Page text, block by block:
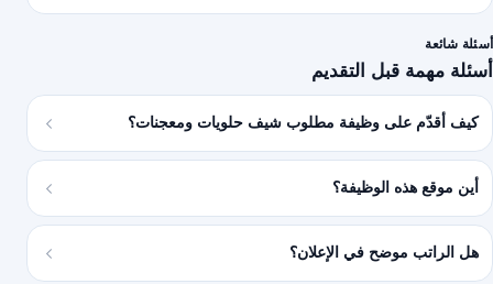
أسئلة شائعة
أسئلة مهمة قبل التقديم
كيف أقدّم على وظيفة مطلوب شيف حلويات ومعجنات؟
أين موقع هذه الوظيفة؟
هل الراتب موضح في الإعلان؟